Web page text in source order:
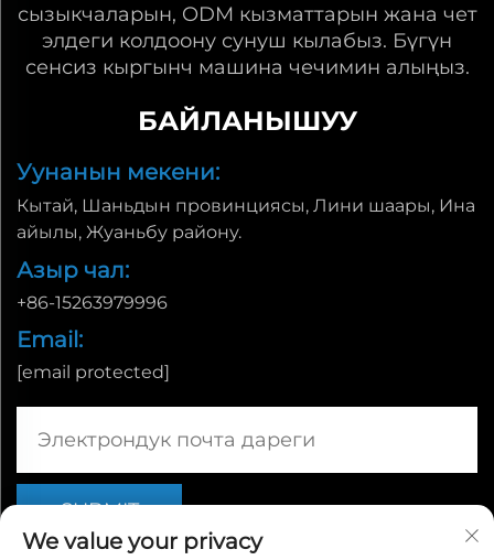
сызыкчаларын, ODM кызматтарын жана чет
элдеги колдоону сунуш кылабыз. Бүгүн
сенсиз кыргынч машина чечимин алыңыз.
БАЙЛАНЫШУУ
Уунанын мекени:
Кытай, Шаньдын провинциясы, Лини шаары, Ина
айылы, Жуаньбу району.
Азыр чал:
+86-15263979996
Email:
[email protected]
We value your privacy